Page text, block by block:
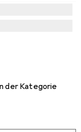
der Kategorie